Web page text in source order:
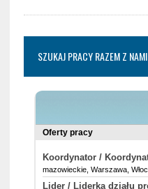
SZUKAJ PRACY RAZEM Z NAMI